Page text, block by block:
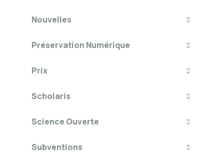
Nouvelles
Préservation Numérique
Prix
Scholaris
Science Ouverte
Subventions